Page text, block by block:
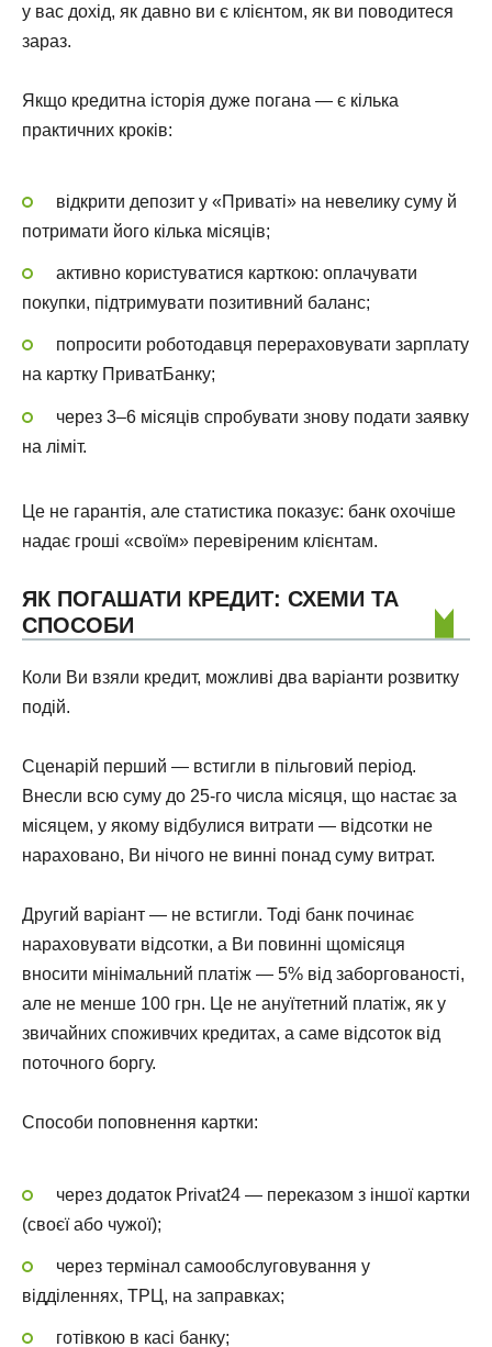
у вас дохід, як давно ви є клієнтом, як ви поводитеся
зараз.
Якщо кредитна історія дуже погана — є кілька
практичних кроків:
відкрити депозит у «Приваті» на невелику суму й
потримати його кілька місяців;
активно користуватися карткою: оплачувати
покупки, підтримувати позитивний баланс;
попросити роботодавця перераховувати зарплату
на картку ПриватБанку;
через 3–6 місяців спробувати знову подати заявку
на ліміт.
Це не гарантія, але статистика показує: банк охочіше
надає гроші «своїм» перевіреним клієнтам.
ЯК ПОГАШАТИ КРЕДИТ: СХЕМИ ТА
СПОСОБИ
Коли Ви взяли кредит, можливі два варіанти розвитку
подій.
Сценарій перший — встигли в пільговий період.
Внесли всю суму до 25-го числа місяця, що настає за
місяцем, у якому відбулися витрати — відсотки не
нараховано, Ви нічого не винні понад суму витрат.
Другий варіант — не встигли. Тоді банк починає
нараховувати відсотки, а Ви повинні щомісяця
вносити мінімальний платіж — 5% від заборгованості,
але не менше 100 грн. Це не ануїтетний платіж, як у
звичайних споживчих кредитах, а саме відсоток від
поточного боргу.
Способи поповнення картки:
через додаток Privat24 — переказом з іншої картки
(своєї або чужої);
через термінал самообслуговування у
відділеннях, ТРЦ, на заправках;
готівкою в касі банку;